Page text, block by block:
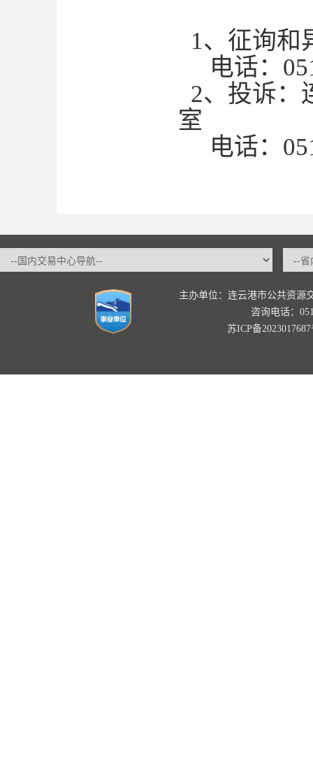
1、征询和
电话：
2、投诉：
室
电话：
主办单位：连云港市公共资源
咨询电话：
苏ICP备